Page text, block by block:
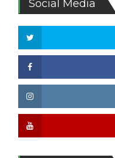
Social Media